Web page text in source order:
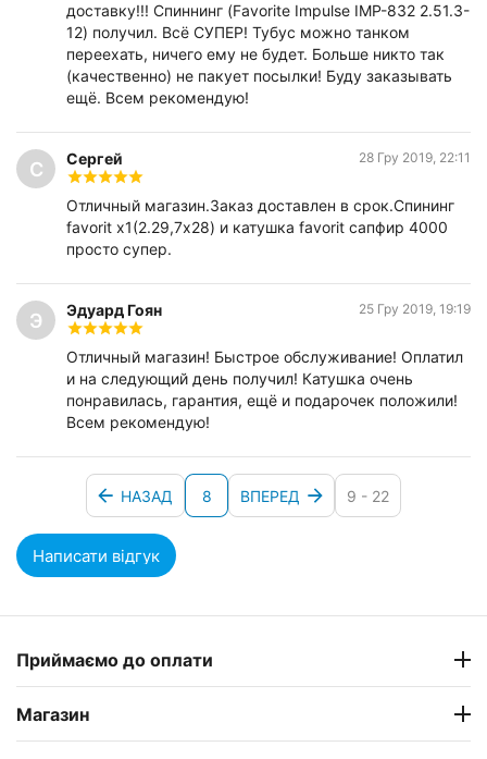
доставку!!! Спиннинг (Favorite Impulse IMP-832 2.51.3-
12) получил. Всё СУПЕР! Тубус можно танком
переехать, ничего ему не будет. Больше никто так
(качественно) не пакует посылки! Буду заказывать
ещё. Всем рекомендую!
С Сергей 28 Гру 2019, 22:11
Отличный магазин.Заказ доставлен в срок.Спининг
favorit x1(2.29,7х28) и катушка favorit сапфир 4000
просто супер.
Э Эдуард Гоян 25 Гру 2019, 19:19
Отличный магазин! Быстрое обслуживание! Оплатил
и на следующий день получил! Катушка очень
понравилась, гарантия, ещё и подарочек положили!
Всем рекомендую!
НАЗАД 8 ВПЕРЕД 9 - 22
Написати відгук
Приймаємо до оплати
Магазин